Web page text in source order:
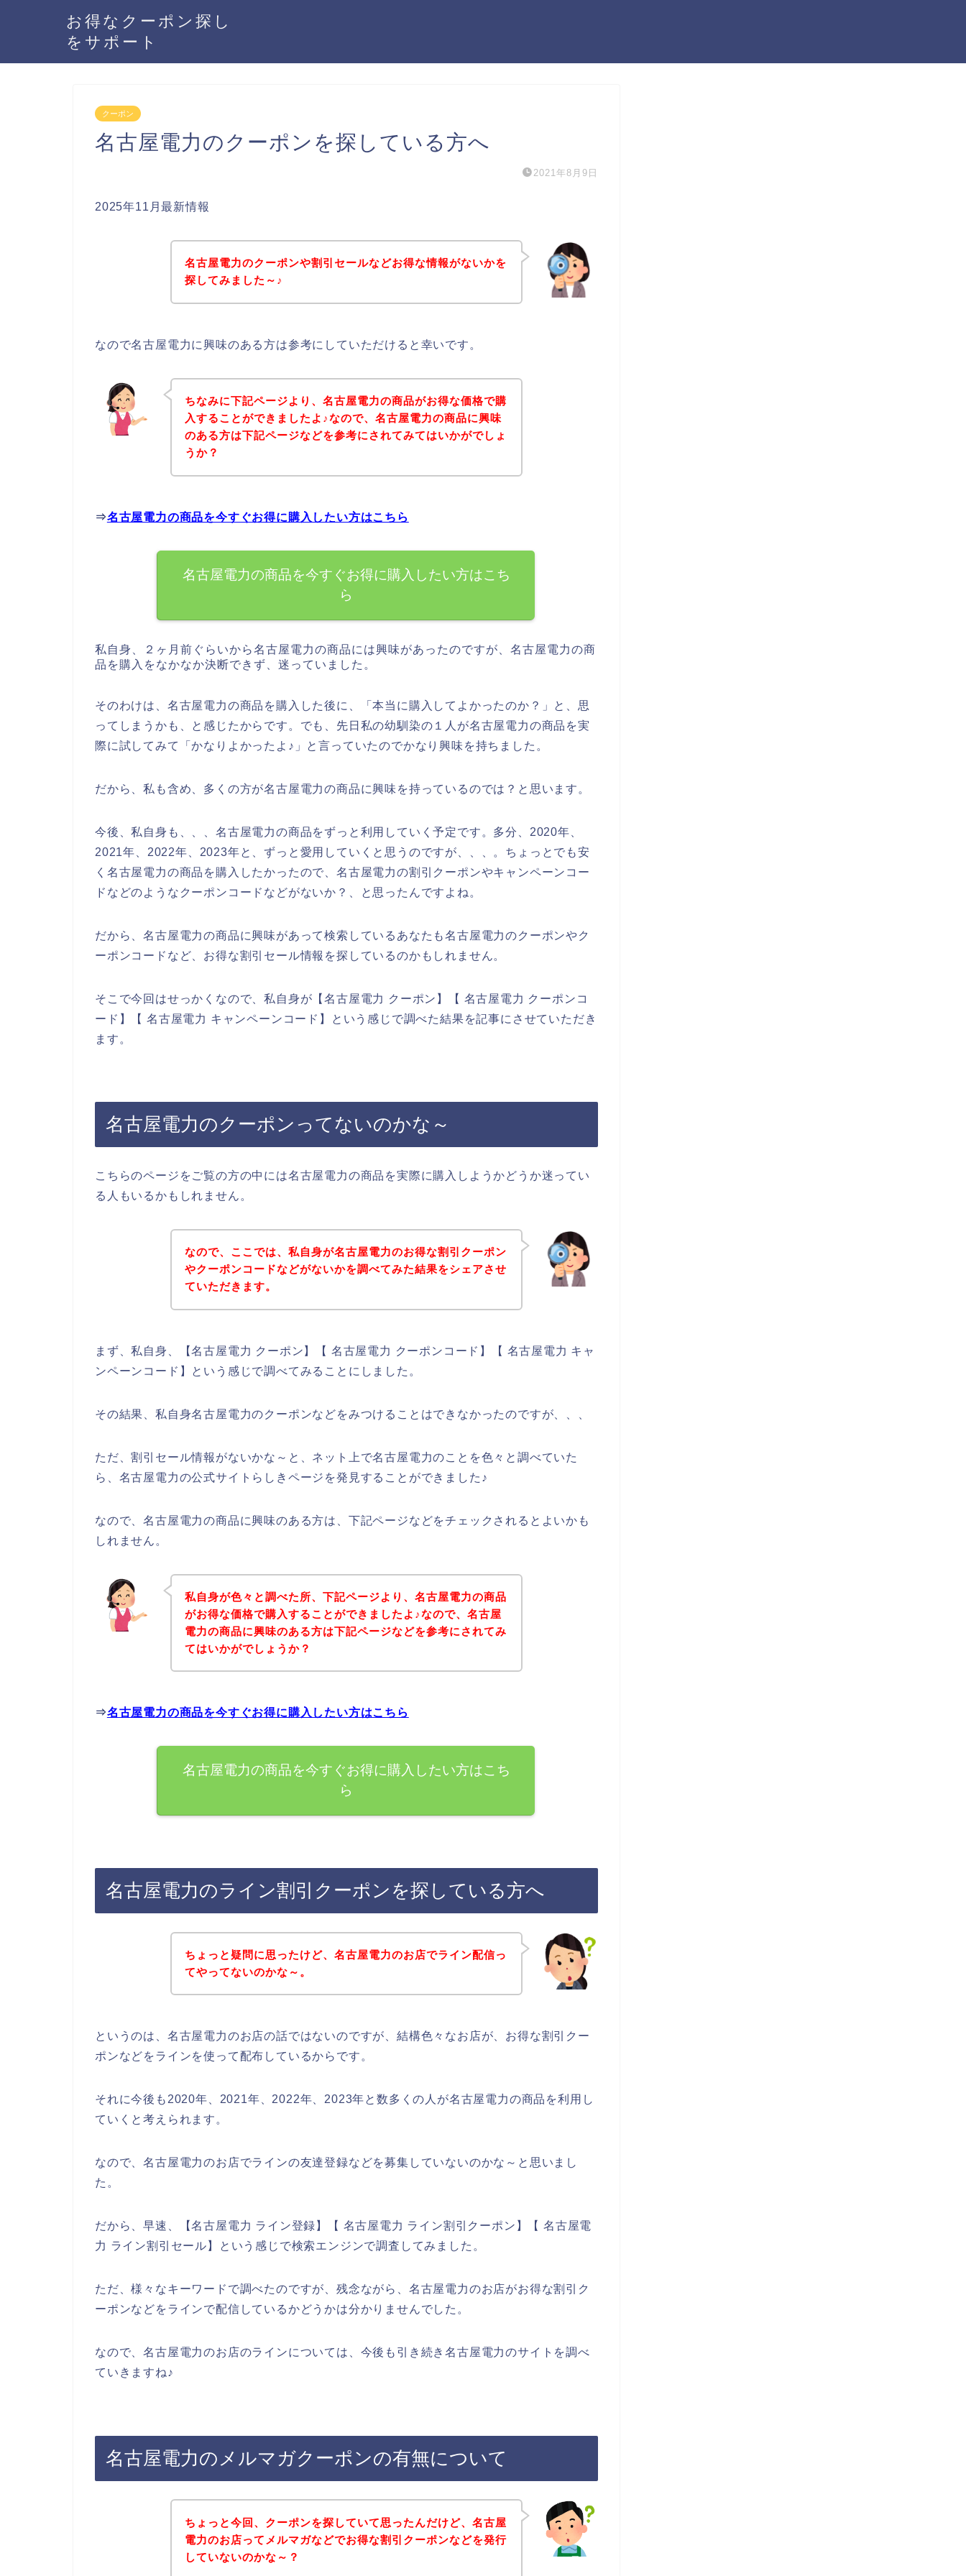
お得なクーポン探し
をサポート
クーポン
名古屋電力のクーポンを探している方へ
2021年8月9日
2025年11月最新情報
名古屋電力のクーポンや割引セールなどお得な情報がないかを
探してみました～♪
なので名古屋電力に興味のある方は参考にしていただけると幸いです。
ちなみに下記ページより、名古屋電力の商品がお得な価格で購
入することができましたよ♪なので、名古屋電力の商品に興味
のある方は下記ページなどを参考にされてみてはいかがでしょ
うか？
⇒名古屋電力の商品を今すぐお得に購入したい方はこちら
名古屋電力の商品を今すぐお得に購入したい方はこち
ら
私自身、２ヶ月前ぐらいから名古屋電力の商品には興味があったのですが、名古屋電力の商
品を購入をなかなか決断できず、迷っていました。
そのわけは、名古屋電力の商品を購入した後に、「本当に購入してよかったのか？」と、思
ってしまうかも、と感じたからです。でも、先日私の幼馴染の１人が名古屋電力の商品を実
際に試してみて「かなりよかったよ♪」と言っていたのでかなり興味を持ちました。
だから、私も含め、多くの方が名古屋電力の商品に興味を持っているのでは？と思います。
今後、私自身も、、、名古屋電力の商品をずっと利用していく予定です。多分、2020年、
2021年、2022年、2023年と、ずっと愛用していくと思うのですが、、、。ちょっとでも安
く名古屋電力の商品を購入したかったので、名古屋電力の割引クーポンやキャンペーンコー
ドなどのようなクーポンコードなどがないか？、と思ったんですよね。
だから、名古屋電力の商品に興味があって検索しているあなたも名古屋電力のクーポンやク
ーポンコードなど、お得な割引セール情報を探しているのかもしれません。
そこで今回はせっかくなので、私自身が【名古屋電力 クーポン】【 名古屋電力 クーポンコ
ード】【 名古屋電力 キャンペーンコード】という感じで調べた結果を記事にさせていただき
ます。
名古屋電力のクーポンってないのかな～
こちらのページをご覧の方の中には名古屋電力の商品を実際に購入しようかどうか迷ってい
る人もいるかもしれません。
なので、ここでは、私自身が名古屋電力のお得な割引クーポン
やクーポンコードなどがないかを調べてみた結果をシェアさせ
ていただきます。
まず、私自身、【名古屋電力 クーポン】【 名古屋電力 クーポンコード】【 名古屋電力 キャ
ンペーンコード】という感じで調べてみることにしました。
その結果、私自身名古屋電力のクーポンなどをみつけることはできなかったのですが、、、
ただ、割引セール情報がないかな～と、ネット上で名古屋電力のことを色々と調べていた
ら、名古屋電力の公式サイトらしきページを発見することができました♪
なので、名古屋電力の商品に興味のある方は、下記ページなどをチェックされるとよいかも
しれません。
私自身が色々と調べた所、下記ページより、名古屋電力の商品
がお得な価格で購入することができましたよ♪なので、名古屋
電力の商品に興味のある方は下記ページなどを参考にされてみ
てはいかがでしょうか？
⇒名古屋電力の商品を今すぐお得に購入したい方はこちら
名古屋電力の商品を今すぐお得に購入したい方はこち
ら
名古屋電力のライン割引クーポンを探している方へ
ちょっと疑問に思ったけど、名古屋電力のお店でライン配信っ
てやってないのかな～。
というのは、名古屋電力のお店の話ではないのですが、結構色々なお店が、お得な割引クー
ポンなどをラインを使って配布しているからです。
それに今後も2020年、2021年、2022年、2023年と数多くの人が名古屋電力の商品を利用し
ていくと考えられます。
なので、名古屋電力のお店でラインの友達登録などを募集していないのかな～と思いまし
た。
だから、早速、【名古屋電力 ライン登録】【 名古屋電力 ライン割引クーポン】【 名古屋電
力 ライン割引セール】という感じで検索エンジンで調査してみました。
ただ、様々なキーワードで調べたのですが、残念ながら、名古屋電力のお店がお得な割引ク
ーポンなどをラインで配信しているかどうかは分かりませんでした。
なので、名古屋電力のお店のラインについては、今後も引き続き名古屋電力のサイトを調べ
ていきますね♪
名古屋電力のメルマガクーポンの有無について
ちょっと今回、クーポンを探していて思ったんだけど、名古屋
電力のお店ってメルマガなどでお得な割引クーポンなどを発行
していないのかな～？